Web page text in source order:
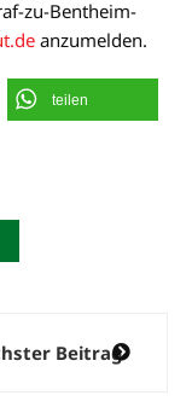
zu-Bentheim-
anzumelden.
teilen
Beitrag